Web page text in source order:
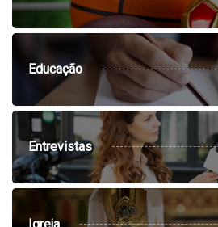
Educação
Entrevistas
Igreja